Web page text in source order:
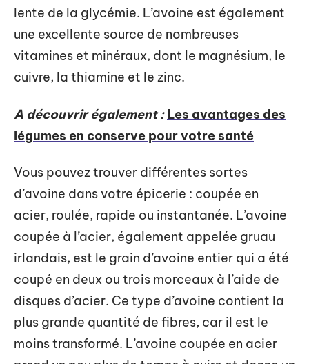
lente de la glycémie. L’avoine est également
une excellente source de nombreuses
vitamines et minéraux, dont le magnésium, le
cuivre, la thiamine et le zinc.
A découvrir également : Les avantages des
légumes en conserve pour votre santé
Vous pouvez trouver différentes sortes
d’avoine dans votre épicerie : coupée en
acier, roulée, rapide ou instantanée. L’avoine
coupée à l’acier, également appelée gruau
irlandais, est le grain d’avoine entier qui a été
coupé en deux ou trois morceaux à l’aide de
disques d’acier. Ce type d’avoine contient la
plus grande quantité de fibres, car il est le
moins transformé. L’avoine coupée en acier